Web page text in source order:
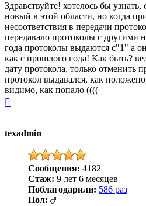
Здравствуйте! хотелось бы
новый в этой области, но когда
несоответствия в передачи
передавало протоколы с другими
года протоколы выдаются с"1" а
как с прошлого года! Как быть?
дату протокола, только отменить
протокол выдавался, как
видимо, как попало ((((
texadmin
Сообщения: 4182
Стаж: 9 лет 6 месяцев
Поблагодарили: 586 раз
Пол: